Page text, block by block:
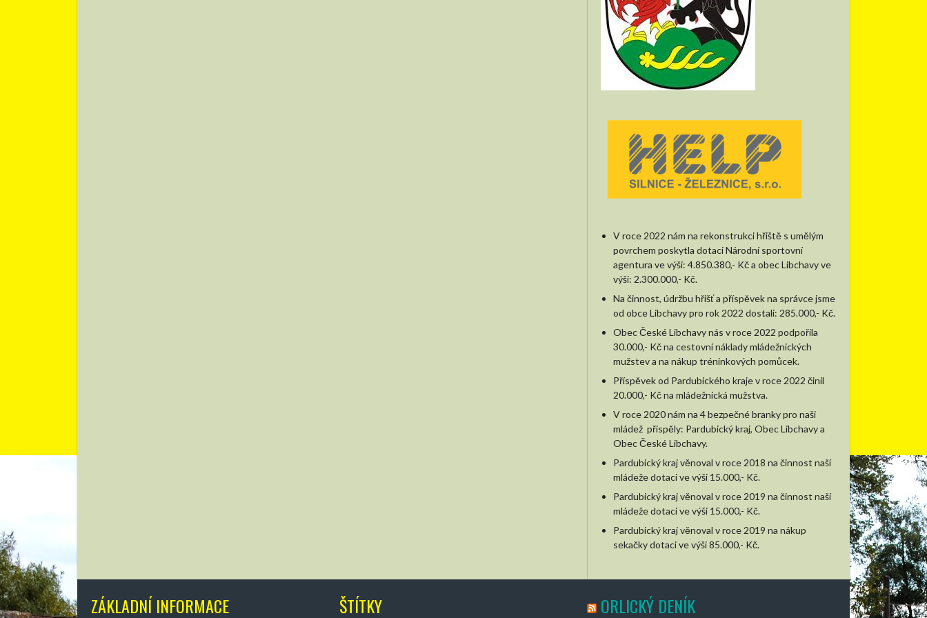
V roce 2022 nám na rekonstrukci hřiště s umělým
povrchem poskytla dotaci Národní sportovní
agentura ve výši: 4.850.380,- Kč a obec Libchavy ve
výši: 2.300.000,- Kč.
Na činnost, údržbu hřišť a příspěvek na správce jsme
od obce Libchavy pro rok 2022 dostali: 285.000,- Kč.
Obec České Libchavy nás v roce 2022 podpořila
30.000,- Kč na cestovní náklady mládežnických
mužstev a na nákup tréninkových pomůcek.
Příspěvek od Pardubického kraje v roce 2022 činil
20.000,- Kč na mládežnická mužstva.
V roce 2020 nám na 4 bezpečné branky pro naši
mládež přispěly: Pardubický kraj, Obec Libchavy a
Obec České Libchavy.
Pardubický kraj věnoval v roce 2018 na činnost naší
mládeže dotaci ve výši 15.000,- Kč.
Pardubický kraj věnoval v roce 2019 na činnost naší
mládeže dotaci ve výši 15.000,- Kč.
Pardubický kraj věnoval v roce 2019 na nákup
sekačky dotaci ve výši 85.000,- Kč.
ZÁKLADNÍ INFORMACE ŠTÍTKY ORLICKÝ DENÍK